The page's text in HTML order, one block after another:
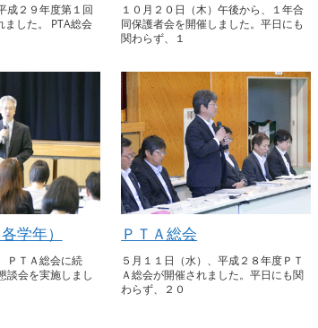
成２９年度第１回
ました。 PTA総会
１０月２０日（木）午後から、１年合
同保護者会を開催しました。平日にも
関わらず、１
学年）
ＰＴＡ総会に続
談会を実施しまし
ＰＴＡ総会
５月１１日（水）、平成２８年度ＰＴ
Ａ総会が開催されました。平日にも関
わらず、２０